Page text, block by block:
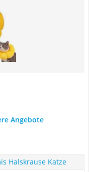
Angebote
Halskrause Katze